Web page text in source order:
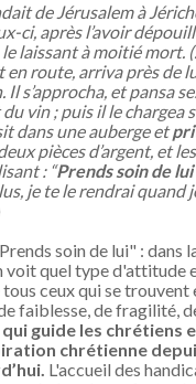
de Jérusalem à
ci, après l’avoir
le laissant à moitié mort.
en route, arriva près de
Il s’approcha, et pansa
vin ; puis il le chargea
dans une auberge et
pièces d’argent, et
: “Prends soin de lui
je te le rendrai quand
soin de lui" : dans
voit quel type d'attitude
ceux qui se trouvent
faiblesse, de fragilité,
qui guide les chrétiens
chrétienne
L'accueil des